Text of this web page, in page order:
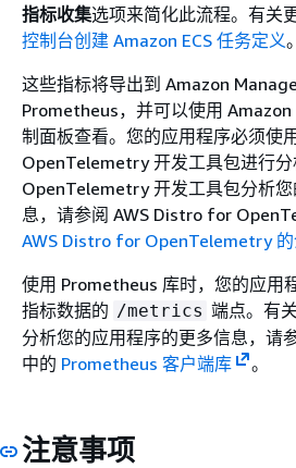
指标收集选项来简化此流程。有关
控制台创建 Amazon ECS 任务定义。
这些指标将导出到 Amazon
Prometheus，并可以使用
制面板查看。您的应用程序必须使
OpenTelemetry 开发工具包进行分
OpenTelemetry 开发工具包分析
息，请参阅 AWS Distro for
AWS Distro for OpenTelemetry 的
使用 Prometheus 库时，您的应用
指标数据的 /metrics 端点。有
分析您的应用程序的更多信息，请
中的 Prometheus 客户端库 。
注意事项